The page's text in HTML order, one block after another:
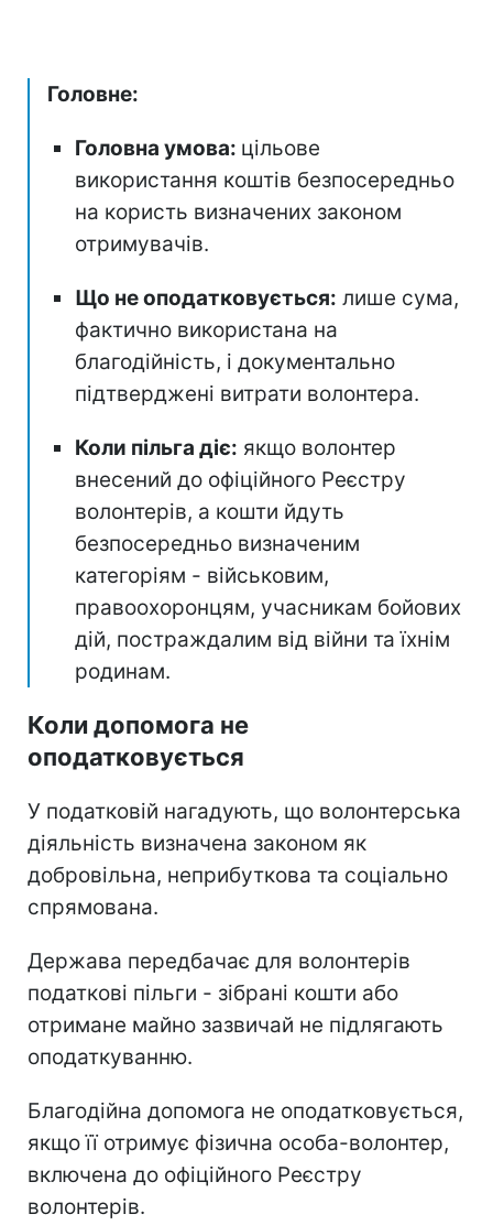
Головне:
Головна умова: цільове
використання коштів безпосередньо
на користь визначених законом
отримувачів.
Що не оподатковується: лише сума,
фактично використана на
благодійність, і документально
підтверджені витрати волонтера.
Коли пільга діє: якщо волонтер
внесений до офіційного Реєстру
волонтерів, а кошти йдуть
безпосередньо визначеним
категоріям - військовим,
правоохоронцям, учасникам бойових
дій, постраждалим від війни та їхнім
родинам.
Коли допомога не
оподатковується
У податковій нагадують, що волонтерська
діяльність визначена законом як
добровільна, неприбуткова та соціально
спрямована.
Держава передбачає для волонтерів
податкові пільги - зібрані кошти або
отримане майно зазвичай не підлягають
оподаткуванню.
Благодійна допомога не оподатковується,
якщо її отримує фізична особа-волонтер,
включена до офіційного Реєстру
волонтерів.